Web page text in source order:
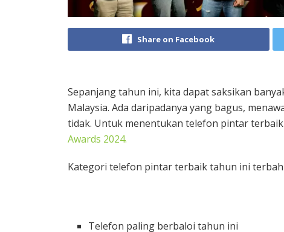
Share on Facebook
Sepanjang tahun ini, kita dapat saksikan
Malaysia. Ada daripadanya yang bagus,
tidak. Untuk menentukan telefon pintar
Awards 2024.
Kategori telefon pintar terbaik tahun ini
Telefon paling berbaloi tahun ini